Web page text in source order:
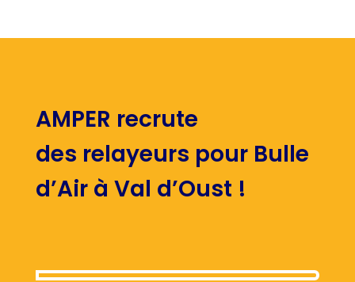
AMPER recrute
des relayeurs pour Bulle
d’Air à Val d’Oust !